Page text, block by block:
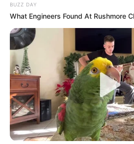
BUZZ DAY
What Engineers Found At Rushmore